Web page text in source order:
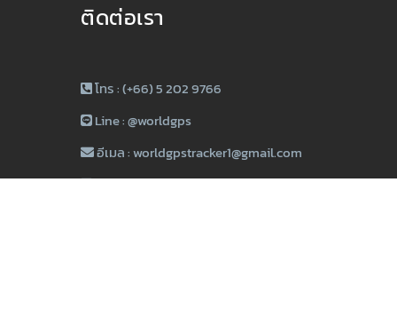
ติดต่อเรา
โทร : (+66) 5 202 9766
Line :@worldgps
อีเมล :worldgpstracker1@gmail.com
Facebook :WORLD GPS TRACKER